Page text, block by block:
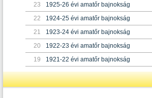
23
1925-26 évi amatőr bajnokság
22
1924-25 évi amatőr bajnokság
21
1923-24 évi amatőr bajnokság
20
1922-23 évi amatőr bajnokság
19
1921-22 évi amatőr bajnokság